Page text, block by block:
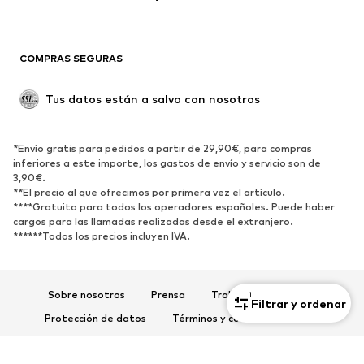
1
Filtrar y ordenar
Nuevo
Tendencia
Zapatos bajos
Zapatos deportivos
Zapatos abiertos
DEPORTE
Ropa deportiva
Disciplinas deportivas
Complementos deportivos
COMPLEMENTOS
COMPRAS SEGURAS
Tus datos están a salvo con nosotros
*Envío gratis para pedidos a partir de 29,90€, para compras
inferiores a este importe, los gastos de envío y servicio son de
3,90€.
**El precio al que ofrecimos por primera vez el artículo.
****Gratuito para todos los operadores españoles. Puede haber
cargos para las llamadas realizadas desde el extranjero.
******Todos los precios incluyen IVA.
Sobre nosotros Prensa
Trabaja con nosotros
Protección de datos
Términos y condiciones de uso